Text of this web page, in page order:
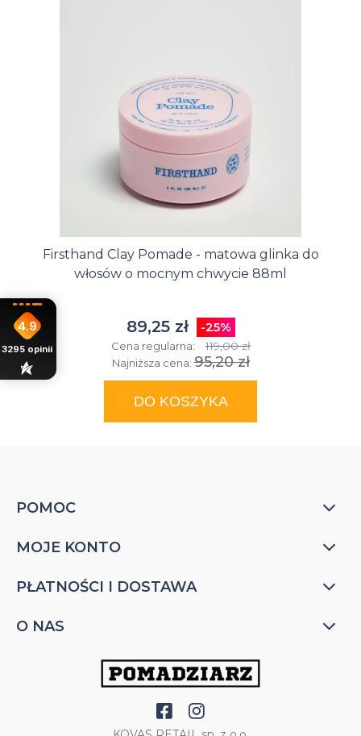
Firsthand Clay Pomade - matowa glinka do
włosów o mocnym chwycie 88ml
89,25 zł -25%
Cena regularna: 119,00 zł
Najniższa cena:95,20 zł
DO KOSZYKA
POMOC
MOJE KONTO
PŁATNOŚCI I DOSTAWA
O NAS
4.9
3295 opinii